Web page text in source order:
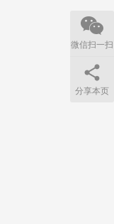
微信扫一扫
分享本页